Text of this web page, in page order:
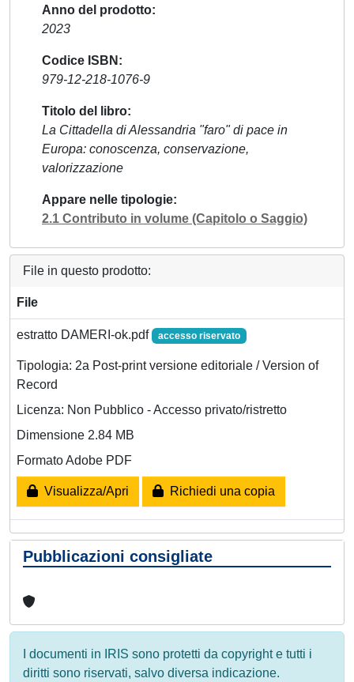
Anno del prodotto
2023
Codice ISBN
979-12-218-1076-9
Titolo del libro
La Cittadella di Alessandria "faro" di pace in
Europa: conoscenza, conservazione,
valorizzazione
Appare nelle tipologie
2.1 Contributo in volume (Capitolo o Saggio)
File in questo prodotto:
File
estratto DAMERI-ok.pdf accesso riservato
Tipologia: 2a Post-print versione editoriale / Version of
Record
Licenza: Non Pubblico - Accesso privato/ristretto
Dimensione 2.84 MB
Formato Adobe PDF
Visualizza/Apri Richiedi una copia
Pubblicazioni consigliate
I documenti in IRIS sono protetti da copyright e tutti i
diritti sono riservati, salvo diversa indicazione.